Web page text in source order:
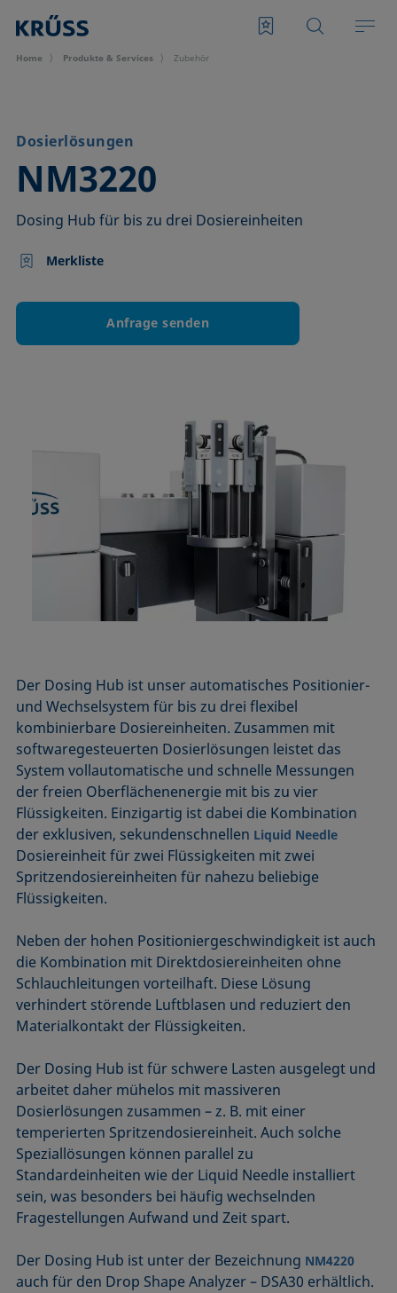
Home Produkte & Services Zubehör
Dosierlösungen
NM3220
–
Dosing Hub für bis zu drei Dosiereinheiten
Merkliste
Anfrage senden
Der Dosing Hub ist unser automatisches Positionier-
und Wechselsystem für bis zu drei flexibel
kombinierbare Dosiereinheiten. Zusammen mit
softwaregesteuerten Dosierlösungen leistet das
System vollautomatische und schnelle Messungen
der freien Oberflächenenergie mit bis zu vier
Flüssigkeiten. Einzigartig ist dabei die Kombination
der exklusiven, sekundenschnellen Liquid Needle
Dosiereinheit für zwei Flüssigkeiten mit zwei
Spritzendosiereinheiten für nahezu beliebige
Flüssigkeiten.
Neben der hohen Positioniergeschwindigkeit ist auch
die Kombination mit Direktdosiereinheiten ohne
Schlauchleitungen vorteilhaft. Diese Lösung
verhindert störende Luftblasen und reduziert den
Materialkontakt der Flüssigkeiten.
Der Dosing Hub ist für schwere Lasten ausgelegt und
arbeitet daher mühelos mit massiveren
Dosierlösungen zusammen – z. B. mit einer
temperierten Spritzendosiereinheit. Auch solche
Speziallösungen können parallel zu
Standardeinheiten wie der Liquid Needle installiert
sein, was besonders bei häufig wechselnden
Fragestellungen Aufwand und Zeit spart.
Der Dosing Hub ist unter der Bezeichnung NM4220
auch für den Drop Shape Analyzer – DSA30 erhältlich.